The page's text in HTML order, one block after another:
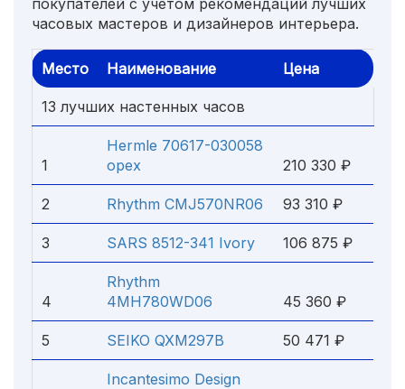
покупателей с учетом рекомендаций лучших
часовых мастеров и дизайнеров интерьера.
Место Наименование Цена
13 лучших настенных часов
1
Hermle 70617-030058
орех
210 330 ₽
2 Rhythm CMJ570NR06 93 310 ₽
3 SARS 8512-341 Ivory 106 875 ₽
4
Rhythm
4MH780WD06
45 360 ₽
5 SEIKO QXM297B 50 471 ₽
Incantesimo Design